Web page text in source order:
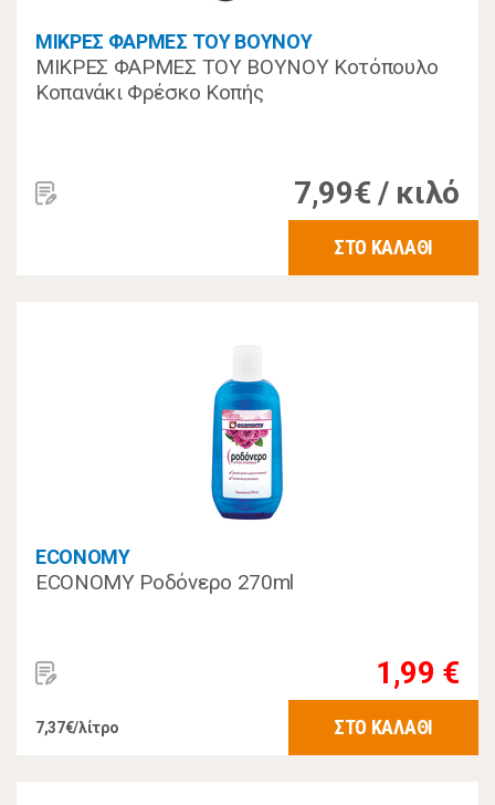
ΜΙΚΡΕΣ ΦΑΡΜΕΣ ΤΟΥ ΒΟΥΝΟΥ
ΜΙΚΡΕΣ ΦΑΡΜΕΣ ΤΟΥ ΒΟΥΝΟΥ Κοτόπουλο
Κοπανάκι Φρέσκο Κοπής
7,99€ / κιλό
ΣΤΟ ΚΑΛΑΘΙ
ECONOMY
ECONOMY Ροδόνερο 270ml
1,99 €
7,37€/λίτρο ΣΤΟ ΚΑΛΑΘΙ